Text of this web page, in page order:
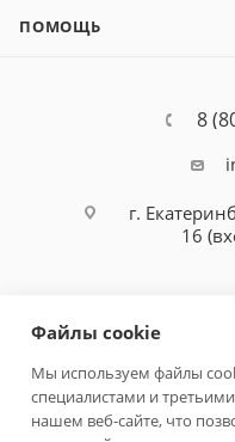
ПОМОЩЬ
8
г.
16
Политика
Файлы cookie
Мы используем файлы
специалистами и
нашем веб-сайте, что